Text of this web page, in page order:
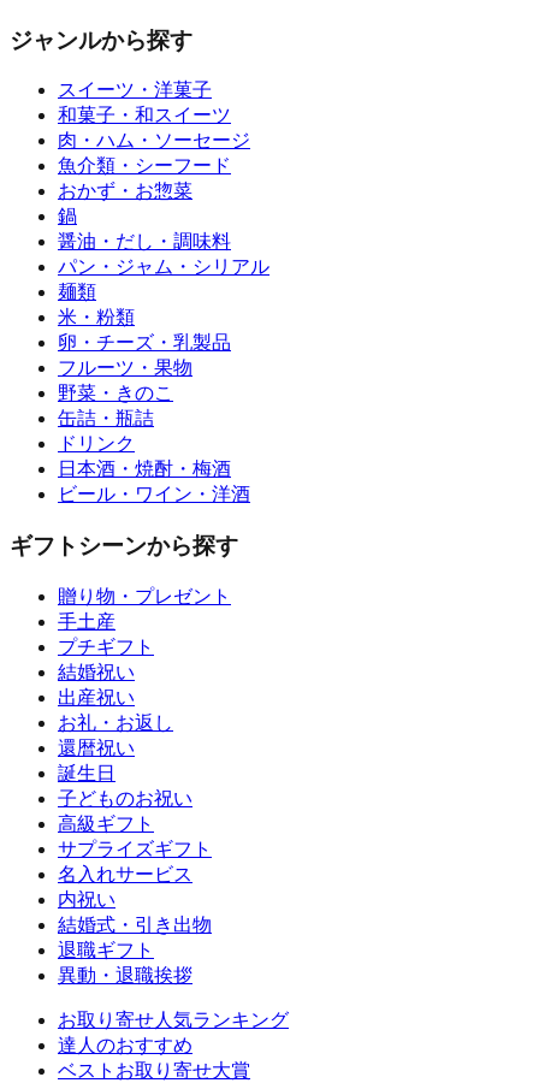
ジャンルから探す
スイーツ・洋菓子
和菓子・和スイーツ
肉・ハム・ソーセージ
魚介類・シーフード
おかず・お惣菜
鍋
醤油・だし・調味料
パン・ジャム・シリアル
麺類
米・粉類
卵・チーズ・乳製品
フルーツ・果物
野菜・きのこ
缶詰・瓶詰
ドリンク
日本酒・焼酎・梅酒
ビール・ワイン・洋酒
ギフトシーンから探す
贈り物・プレゼント
手土産
プチギフト
結婚祝い
出産祝い
お礼・お返し
還暦祝い
誕生日
子どものお祝い
高級ギフト
サプライズギフト
名入れサービス
内祝い
結婚式・引き出物
退職ギフト
異動・退職挨拶
お取り寄せ人気ランキング
達人のおすすめ
ベストお取り寄せ大賞